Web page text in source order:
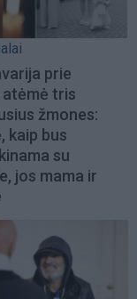
prie
atėmė tris
žmones:
kaip bus
su
jos mama ir